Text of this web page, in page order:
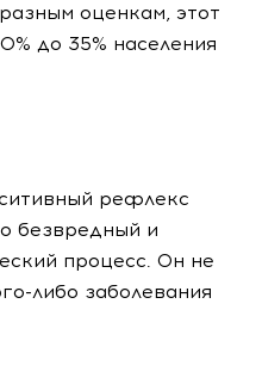
оценкам, этот
до 35% населения
рефлекс
безвредный и
процесс. Он не
либо заболевания